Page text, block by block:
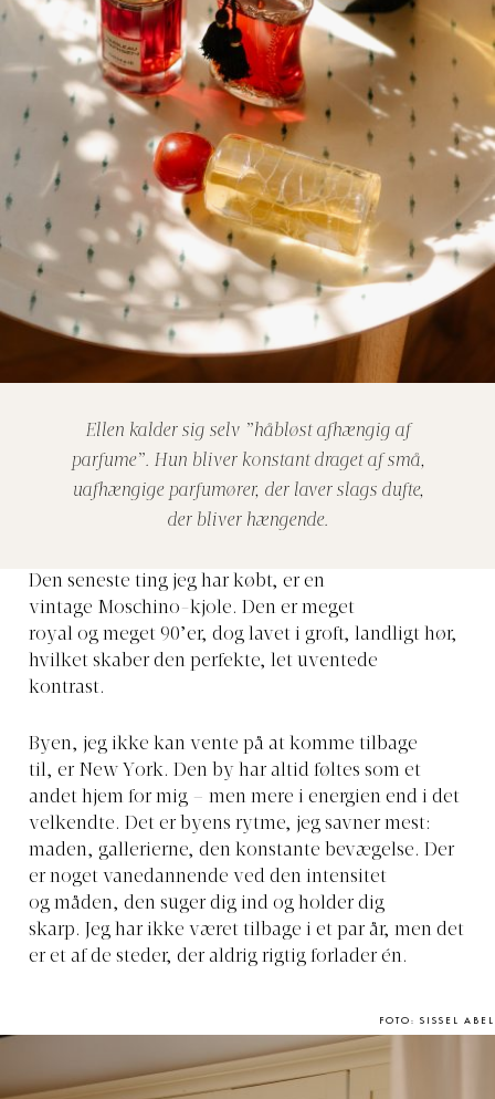
Ellen kalder sig selv ”håbløst afhængig af
parfume”. Hun bliver konstant draget af små,
uafhængige parfumører, der laver slags dufte,
der bliver hængende.
Den seneste ting jeg har købt, er en
vintage Moschino-kjole. Den er meget
royal og meget 90’er, dog lavet i groft, landligt hør,
hvilket skaber den perfekte, let uventede
kontrast.
Byen, jeg ikke kan vente på at komme tilbage
til, er New York. Den by har altid føltes som et
andet hjem for mig – men mere i energien end i det
velkendte. Det er byens rytme, jeg savner mest:
maden, gallerierne, den konstante bevægelse. Der
er noget vanedannende ved den intensitet
og måden, den suger dig ind og holder dig
skarp.
Jeg har ikke været tilbage i et par år, men det
er et af de steder, der aldrig rigtig forlader én.
FOTO: SISSEL ABEL